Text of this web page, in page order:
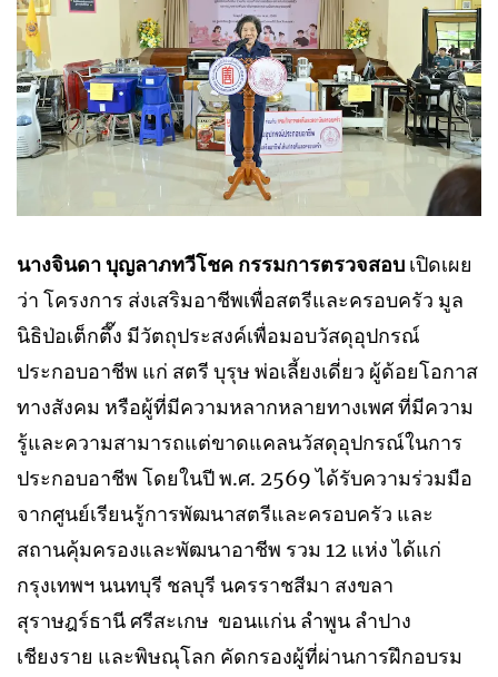
นางจินดา บุญลาภทวีโชค กรรมการตรวจสอบ เปิดเผย
ว่า โครงการ ส่งเสริมอาชีพเพื่อสตรีและครอบครัว มูล
นิธิป่อเต็กตึ๊ง มีวัตถุประสงค์เพื่อมอบวัสดุอุปกรณ์
ประกอบอาชีพ แก่ สตรี บุรุษ พ่อเลี้ยงเดี่ยว ผู้ด้อยโอกาส
ทางสังคม หรือผู้ที่มีความหลากหลายทางเพศ ที่มีความ
รู้และความสามารถแต่ขาดแคลนวัสดุอุปกรณ์ในการ
ประกอบอาชีพ โดยในปี พ.ศ. 2569 ได้รับความร่วมมือ
จากศูนย์เรียนรู้การพัฒนาสตรีและครอบครัว และ
สถานคุ้มครองและพัฒนาอาชีพ รวม 12 แห่ง ได้แก่
กรุงเทพฯ นนทบุรี ชลบุรี นครราชสีมา สงขลา
สุราษฎร์ธานี ศรีสะเกษ ขอนแก่น ลำพูน ลำปาง
เชียงราย และพิษณุโลก คัดกรองผู้ที่ผ่านการฝึกอบรม